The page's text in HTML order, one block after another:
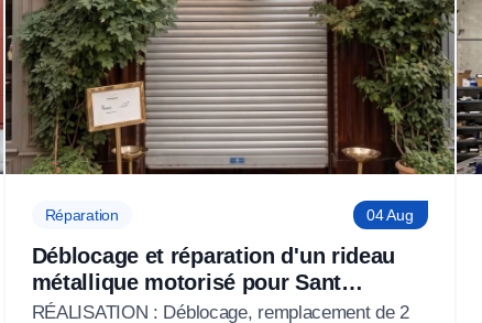
Réparation 04 Aug
Déblocage et réparation d'un rideau
métallique motorisé pour Sant
Ambroeus Paris à Paris 6 (75)
RÉALISATION : Déblocage, remplacement de 2